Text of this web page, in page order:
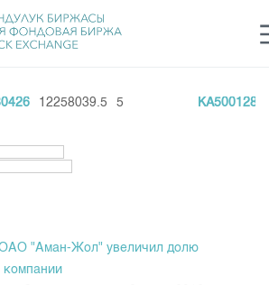
KG
сектор
база
12258039.5 5
ОАО "Аман-Жол" увеличил долю
компании